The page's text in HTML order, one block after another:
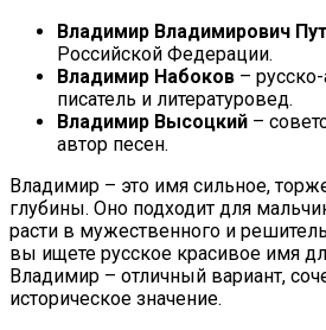
Владимир Владимирович
Российской Федерации.
Владимир Набоков –
писатель и литературовед.
Владимир Высоцкий –
автор песен.
Владимир – это имя сильное,
глубины. Оно подходит для
расти в мужественного и
вы ищете русское красивое имя
Владимир – отличный вариант,
историческое значение.